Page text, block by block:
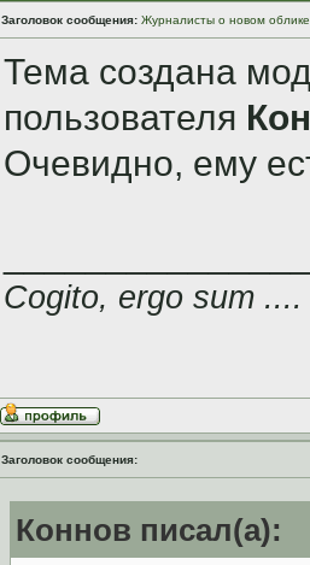
Заголовок сообщения: Журналисты о новом
Тема создана
пользователя
Очевидно, ему
Cogito, ergo sum ....
Заголовок сообщения:
Коннов писал(а):